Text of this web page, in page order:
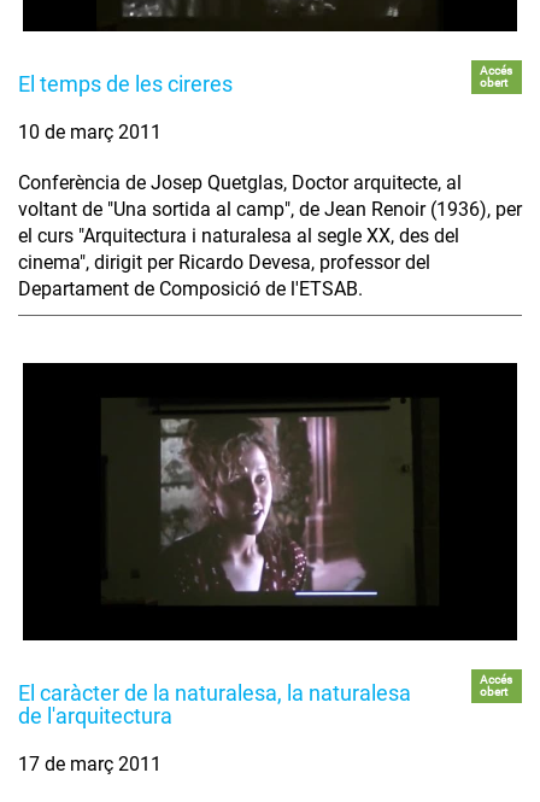
El temps de les cireres
Accés
obert
10 de març 2011
Conferència de Josep Quetglas, Doctor arquitecte, al
voltant de "Una sortida al camp", de Jean Renoir (1936), per
el curs "Arquitectura i naturalesa al segle XX, des del
cinema", dirigit per Ricardo Devesa, professor del
Departament de Composició de l'ETSAB.
El caràcter de la naturalesa, la naturalesa
de l'arquitectura
Accés
obert
17 de març 2011